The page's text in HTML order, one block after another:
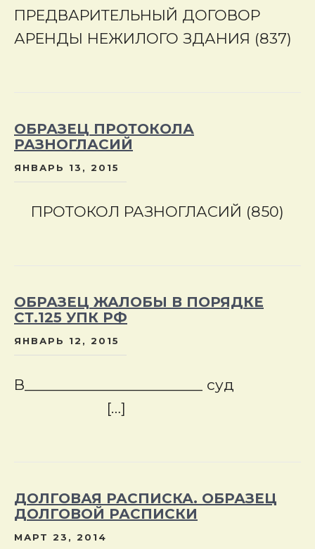
ПРЕДВАРИТЕЛЬНЫЙ ДОГОВОР
АРЕНДЫ НЕЖИЛОГО ЗДАНИЯ (837)
ОБРАЗЕЦ ПРОТОКОЛА
РАЗНОГЛАСИЙ
ЯНВАРЬ 13, 2015
ПРОТОКОЛ РАЗНОГЛАСИЙ (850)
ОБРАЗЕЦ ЖАЛОБЫ В ПОРЯДКЕ
СТ.125 УПК РФ
ЯНВАРЬ 12, 2015
В_______________________ суд
[…]
ДОЛГОВАЯ РАСПИСКА. ОБРАЗЕЦ
ДОЛГОВОЙ РАСПИСКИ
МАРТ 23, 2014